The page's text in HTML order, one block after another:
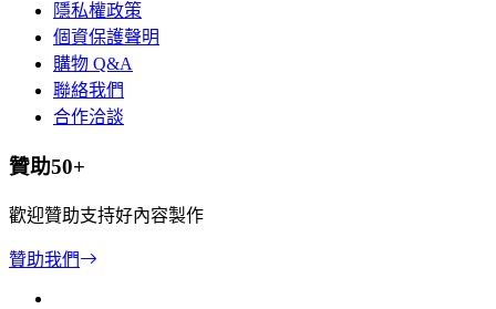
隱私權政策
個資保護聲明
購物 Q&A
聯絡我們
合作洽談
贊助50+
歡迎贊助支持好內容製作
贊助我們